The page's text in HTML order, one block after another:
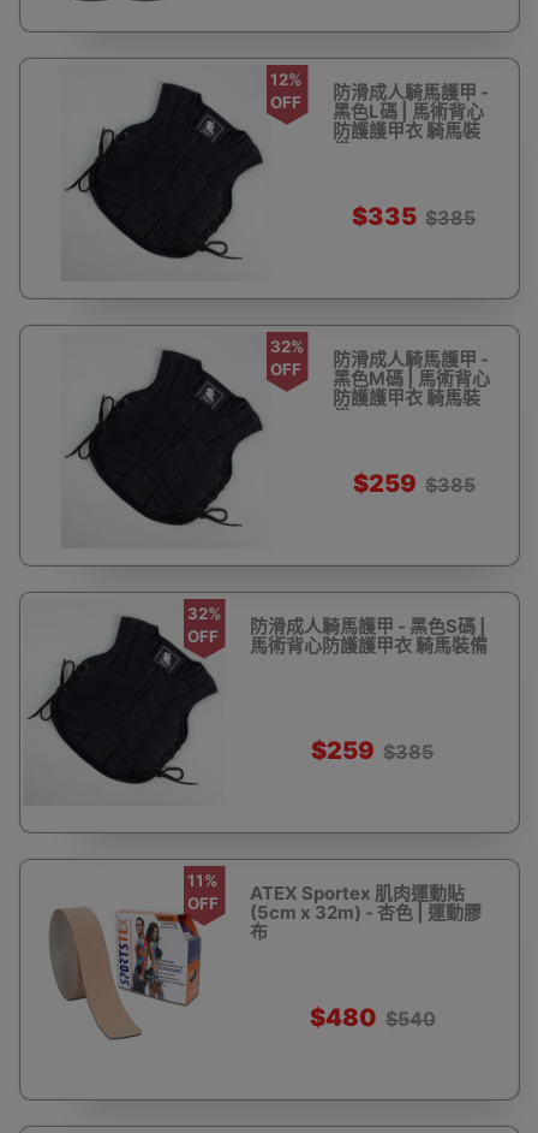
12%
OFF
防滑成人騎馬護甲 -
黑色L碼 | 馬術背心
防護護甲衣 騎馬裝
備
$335 $385
32%
OFF
防滑成人騎馬護甲 -
黑色M碼 | 馬術背心
防護護甲衣 騎馬裝
備
$259 $385
32%
OFF
防滑成人騎馬護甲 - 黑色S碼 |
馬術背心防護護甲衣 騎馬裝備
$259 $385
11%
OFF
ATEX Sportex 肌肉運動貼
(5cm x 32m) - 杏色 | 運動膠
布
$480 $540